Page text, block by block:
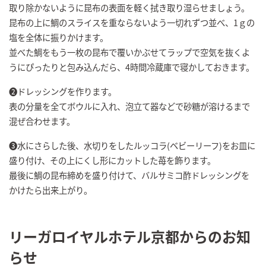
取り除かないように昆布の表面を軽く拭き取り湿らせましょう。
昆布の上に鯛のスライスを重ならないよう一切れずつ並べ、1ｇの
塩を全体に振りかけます。
並べた鯛をもう一枚の昆布で覆いかぶせてラップで空気を抜くよ
うにぴったりと包み込んだら、4時間冷蔵庫で寝かしておきます。
❷ドレッシングを作ります。
表の分量を全てボウルに入れ、泡立て器などで砂糖が溶けるまで
混ぜ合わせます。
➌水にさらした後、水切りをしたルッコラ(ベビーリーフ)をお皿に
盛り付け、その上にくし形にカットした苺を飾ります。
最後に鯛の昆布締めを盛り付けて、バルサミコ酢ドレッシングを
かけたら出来上がり。
リーガロイヤルホテル京都からのお知
らせ